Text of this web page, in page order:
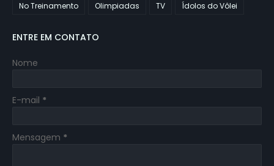
No Treinamento
Olimpiadas TV Ídolos do Vôlei
ENTRE EM CONTATO
Nome
E-mail *
Mensagem *